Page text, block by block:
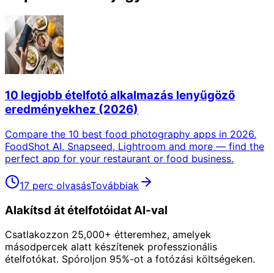
10 legjobb ételfotó alkalmazás lenyűgöző
eredményekhez (2026)
Compare the 10 best food photography apps in 2026.
FoodShot AI, Snapseed, Lightroom and more — find the
perfect app for your restaurant or food business.
17 perc olvasásTovábbiak
Alakítsd át ételfotóidat AI-val
Csatlakozzon 25,000+ étteremhez, amelyek
másodpercek alatt készítenek professzionális
ételfotókat. Spóroljon 95%-ot a fotózási költségeken.